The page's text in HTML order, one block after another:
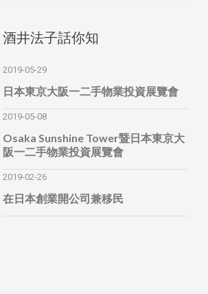
酒井法子話你知
2019-05-29
日本東京大阪一二手物業投資展覽會
2019-05-08
Osaka Sunshine Tower暨日本東京大
阪一二手物業投資展覽會
2019-02-26
在日本創業開公司兼移民